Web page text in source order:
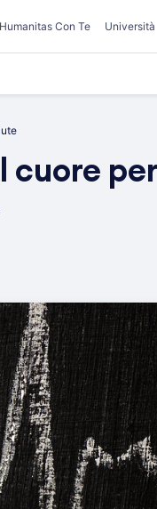
Humanitas Con Te Università
cuore per